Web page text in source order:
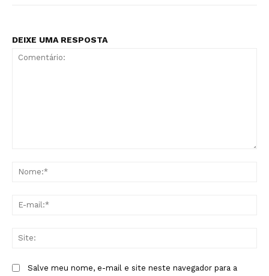
DEIXE UMA RESPOSTA
Salve meu nome, e-mail e site neste navegador para a